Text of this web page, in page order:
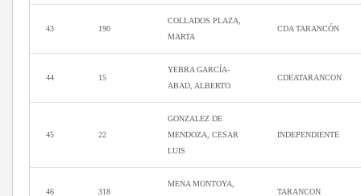
43 190
COLLADOS PLAZA,
MARTA
CDA TARANCÓN
44 15
YEBRA GARCÍA-
ABAD, ALBERTO
CDEATARANCON
45 22
GONZALEZ DE
MENDOZA, CESAR
LUIS
INDEPENDIENTE
46 318
MENA MONTOYA,
TARANCON